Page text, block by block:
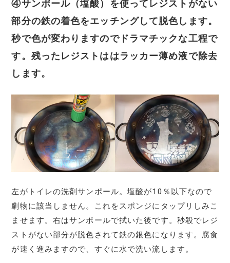
④サンポール（塩酸）を使ってレジストがない
部分の鉄の着色をエッチングして脱色します。
秒で色が変わりますのでドラマチックな工程で
す。残ったレジストははラッカー薄め液で除去
します。
左がトイレの洗剤サンポール。塩酸が10％以下なので
劇物に該当しません。これをスポンジにタップリしみこ
ませます。右はサンポールで拭いた後です。秒殺でレジ
ストがない部分が脱色されて鉄の銀色になります。腐食
が速く進みますので、すぐに水で洗い流します。